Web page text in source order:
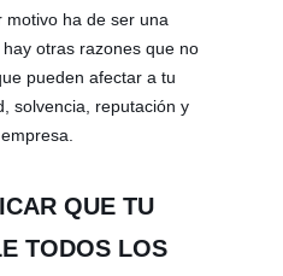
motivo ha de ser una
otras razones que no
pueden afectar a tu
solvencia, reputación y
QUE TU
TODOS LOS